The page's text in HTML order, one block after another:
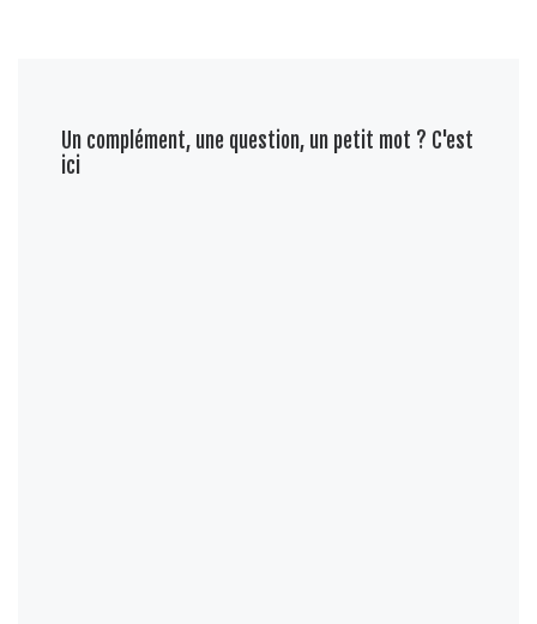
Un complément, une question, un petit mot ? C'est
ici